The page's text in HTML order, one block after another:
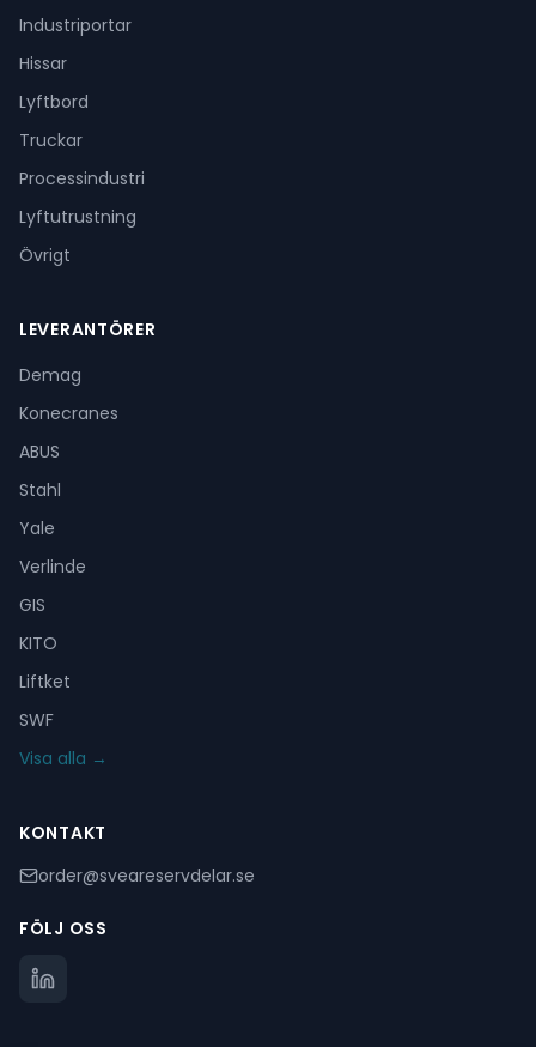
Industriportar
Hissar
Lyftbord
Truckar
Processindustri
Lyftutrustning
Övrigt
LEVERANTÖRER
Demag
Konecranes
ABUS
Stahl
Yale
Verlinde
GIS
KITO
Liftket
SWF
Visa alla →
KONTAKT
order@sveareservdelar.se
FÖLJ OSS